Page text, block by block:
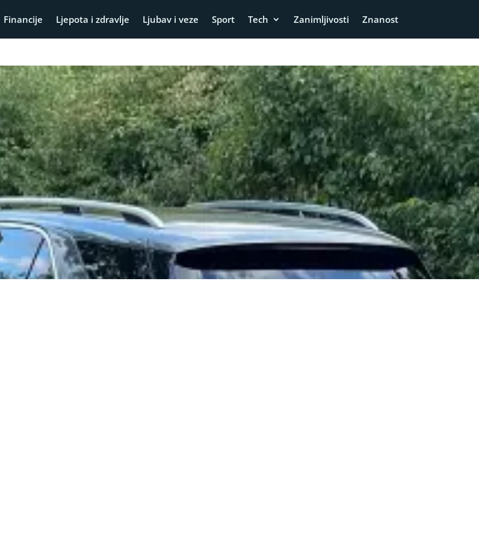
Financije Ljepota i zdravlje Ljubav i veze Sport Tech Zanimljivosti Znanost